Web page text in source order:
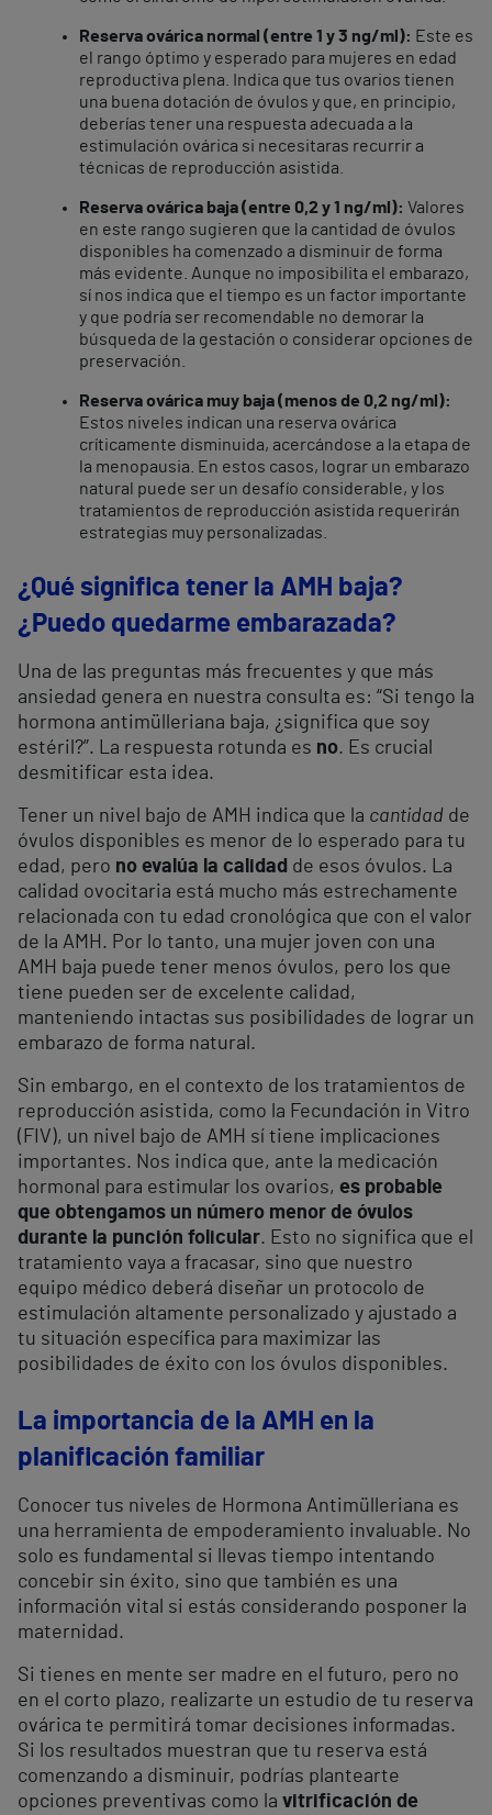
Reserva ovárica normal (entre 1 y 3 ng/ml): Este es
el rango óptimo y esperado para mujeres en edad
reproductiva plena. Indica que tus ovarios tienen
una buena dotación de óvulos y que, en principio,
deberías tener una respuesta adecuada a la
estimulación ovárica si necesitaras recurrir a
técnicas de reproducción asistida.
Reserva ovárica baja (entre 0,2 y 1 ng/ml): Valores
en este rango sugieren que la cantidad de óvulos
disponibles ha comenzado a disminuir de forma
más evidente. Aunque no imposibilita el embarazo,
sí nos indica que el tiempo es un factor importante
y que podría ser recomendable no demorar la
búsqueda de la gestación o considerar opciones de
preservación.
Reserva ovárica muy baja (menos de 0,2 ng/ml):
Estos niveles indican una reserva ovárica
críticamente disminuida, acercándose a la etapa de
la menopausia. En estos casos, lograr un embarazo
natural puede ser un desafío considerable, y los
tratamientos de reproducción asistida requerirán
estrategias muy personalizadas.
¿Qué significa tener la AMH baja?
¿Puedo quedarme embarazada?
Una de las preguntas más frecuentes y que más
ansiedad genera en nuestra consulta es: “Si tengo la
hormona antimülleriana baja, ¿significa que soy
estéril?”. La respuesta rotunda es no. Es crucial
desmitificar esta idea.
Tener un nivel bajo de AMH indica que la cantidad de
óvulos disponibles es menor de lo esperado para tu
edad, pero no evalúa la calidad de esos óvulos. La
calidad ovocitaria está mucho más estrechamente
relacionada con tu edad cronológica que con el valor
de la AMH. Por lo tanto, una mujer joven con una
AMH baja puede tener menos óvulos, pero los que
tiene pueden ser de excelente calidad,
manteniendo intactas sus posibilidades de lograr un
embarazo de forma natural.
Sin embargo, en el contexto de los tratamientos de
reproducción asistida, como la Fecundación in Vitro
(FIV), un nivel bajo de AMH sí tiene implicaciones
importantes. Nos indica que, ante la medicación
hormonal para estimular los ovarios, es probable
que obtengamos un número menor de óvulos
durante la punción folicular. Esto no significa que el
tratamiento vaya a fracasar, sino que nuestro
equipo médico deberá diseñar un protocolo de
estimulación altamente personalizado y ajustado a
tu situación específica para maximizar las
posibilidades de éxito con los óvulos disponibles.
La importancia de la AMH en la
planificación familiar
Conocer tus niveles de Hormona Antimülleriana es
una herramienta de empoderamiento invaluable. No
solo es fundamental si llevas tiempo intentando
concebir sin éxito, sino que también es una
información vital si estás considerando posponer la
maternidad.
Si tienes en mente ser madre en el futuro, pero no
en el corto plazo, realizarte un estudio de tu reserva
ovárica te permitirá tomar decisiones informadas.
Si los resultados muestran que tu reserva está
comenzando a disminuir, podrías plantearte
opciones preventivas como la vitrificación de